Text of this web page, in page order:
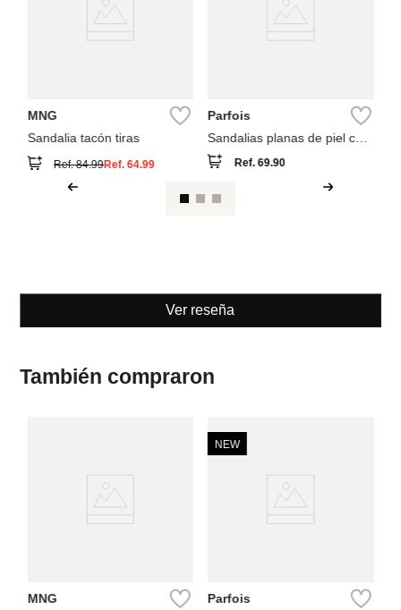
MNG
Sandalia tacón tiras
Ref.84.99Ref.64.99
Parfois
Sandalias planas de piel con
tira cruzada
Ref.69.90
Ver reseña
También compraron
MNG
NEW
Parfois